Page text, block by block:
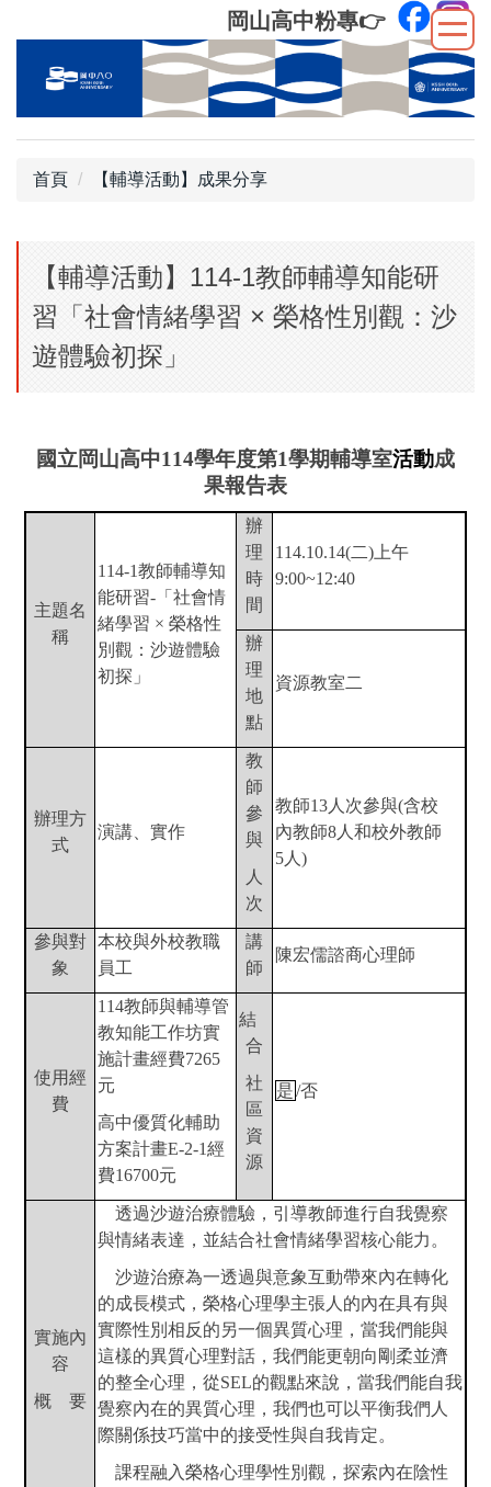
到
內
岡山高中粉專👉
首頁 【輔導活動】成果分享
【輔導活動】114-1教師輔導知能研
習「社會情緒學習 × 榮格性別觀：沙
遊體驗初探」
國立岡山高中114學年度第1學期輔導室活動成
果報告表
主題名
稱
114-1教師輔導知
能研習-「社會情
緒學習 × 榮格性
別觀：沙遊體驗
初探」
辦
理
時
間
114.10.14(二)上午
9:00~12:40
辦
理
地
點
資源教室二
辦理方
式
演講、實作
教
師
參
與
人
次
教師13人次參與(含校
內教師8人和校外教師
5人)
參與對
象
本校與外校教職
員工
講
師
陳宏儒諮商心理師
使用經
費
114教師與輔導管
教知能工作坊實
施計畫經費7265
元
高中優質化輔助
方案計畫E-2-1經
費16700元
結
合
社
區
資
源
是/否
實施內
容
概 要
透過沙遊治療體驗，引導教師進行自我覺察
與情緒表達，並結合社會情緒學習核心能力。
沙遊治療為一透過與意象互動帶來內在轉化
的成長模式，榮格心理學主張人的內在具有與
實際性別相反的另一個異質心理，當我們能與
這樣的異質心理對話，我們能更朝向剛柔並濟
的整全心理，從SEL的觀點來說，當我們能自我
覺察內在的異質心理，我們也可以平衡我們人
際關係技巧當中的接受性與自我肯定。
課程融入榮格心理學性別觀，探索內在陰性